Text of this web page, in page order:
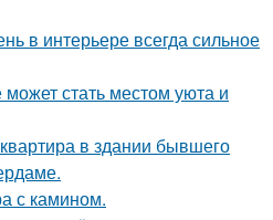
в интерьере всегда сильное
стать местом уюта и
в здании бывшего
с камином.